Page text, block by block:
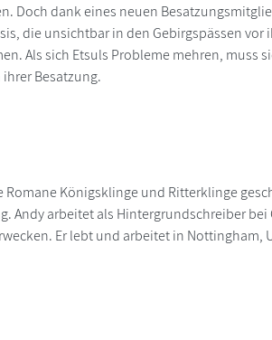
Doch dank eines neuen
die unsichtbar in den Gebirgspässen
Als sich Etsuls Probleme mehren, muss
Besatzung.
Romane Königsklinge und Ritterklinge
Andy arbeitet als Hintergrundschreiber
Er lebt und arbeitet in Nottingham,